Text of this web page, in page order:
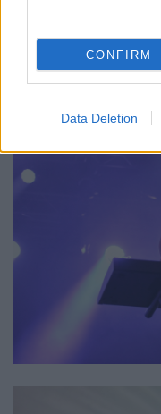
CONFIRM
Data Deletion